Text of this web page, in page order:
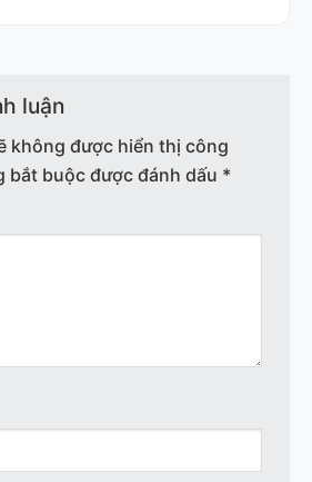
luận
không được hiển thị công
bắt buộc được đánh dấu *